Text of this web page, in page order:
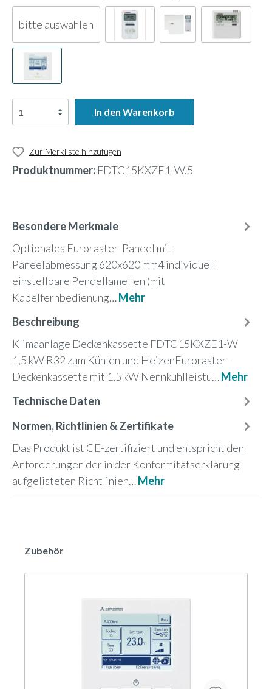
bitte auswählen
In den Warenkorb
Zur Merkliste hinzufügen
Produktnummer: FDTC15KXZE1-W.5
Besondere Merkmale
Optionales Euroraster-Paneel mit
Paneelabmessung 620x620 mm4 individuell
einstellbare Pendellamellen (mit
Kabelfernbedienung…Mehr
Beschreibung
Klimaanlage Deckenkassette FDTC15KXZE1-W
1,5 kW R32 zum Kühlen und HeizenEuroraster-
Deckenkassette mit 1,5 kW Nennkühlleistu…Mehr
Technische Daten
Normen, Richtlinien & Zertifikate
Das Produkt ist CE-zertifiziert und entspricht den
Anforderungen der in der Konformitätserklärung
aufgelisteten Richtlinien…Mehr
Zubehör